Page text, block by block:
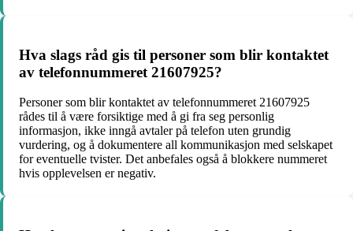
Hva slags råd gis til personer som blir kontaktet
av telefonnummeret 21607925?
Personer som blir kontaktet av telefonnummeret 21607925
rådes til å være forsiktige med å gi fra seg personlig
informasjon, ikke inngå avtaler på telefon uten grundig
vurdering, og å dokumentere all kommunikasjon med selskapet
for eventuelle tvister. Det anbefales også å blokkere nummeret
hvis opplevelsen er negativ.